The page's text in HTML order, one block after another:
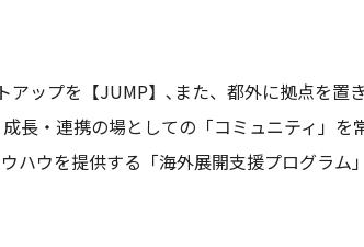
アップを【JUMP】､また、都外に拠点を置
長・連携の場としての「コミュニティ」を
ハウを提供する「海外展開支援プログラム